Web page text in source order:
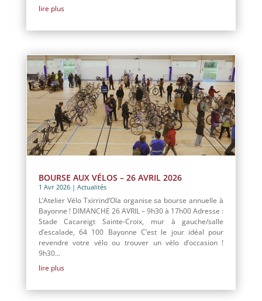
lire plus
BOURSE AUX VÉLOS – 26 AVRIL 2026
1 Avr 2026| Actualités
L’Atelier Vélo Txirrind’Ola organise sa bourse annuelle à
Bayonne ! DIMANCHE 26 AVRIL – 9h30 à 17h00 Adresse :
Stade Cacareigt Sainte-Croix, mur à gauche/salle
d’escalade, 64 100 Bayonne C’est le jour idéal pour
revendre votre vélo ou trouver un vélo d’occasion !
9h30...
lire plus